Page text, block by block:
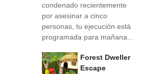
condenado recientemente
por asesinar a cinco
personas, tu ejecución está
programada para mañana...
Forest Dweller
Escape